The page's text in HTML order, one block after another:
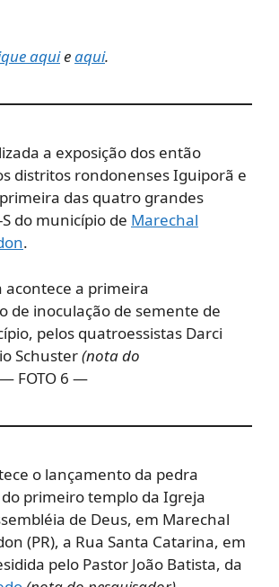
aquieaqui.
a exposição dos então
distritos rondonenses Iguiporã e
das quatro grandes
do município de Marechal
.
acontece a primeira
de inoculação de semente de
pelos quatroessistas Darci
Schuster(nota do
— FOTO 6 —
o lançamento da pedra
primeiro templo da Igreja
de Deus, em Marechal
(PR), a Rua Santa Catarina, em
pelo Pastor João Batista, da